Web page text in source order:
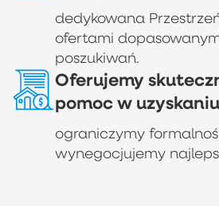
dedykowana
ofertami
poszukiwań.
Oferujemy
pomoc w
ograniczymy
wynegocjujemy